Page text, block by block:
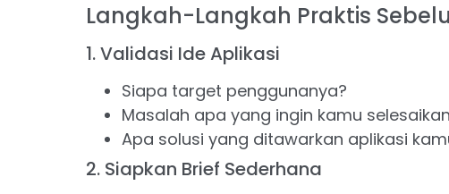
Langkah-Langkah Praktis
1. Validasi Ide Aplikasi
Siapa target penggunanya?
Masalah apa yang ingin kamu
Apa solusi yang ditawarkan aplikasi
2. Siapkan Brief Sederhana